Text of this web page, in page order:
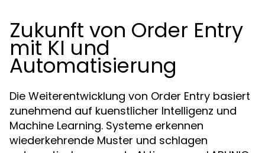
Zukunft von Order Entry
mit KI und
Automatisierung
Die Weiterentwicklung von Order Entry basiert
zunehmend auf kuenstlicher Intelligenz und
Machine Learning. Systeme erkennen
wiederkehrende Muster und schlagen